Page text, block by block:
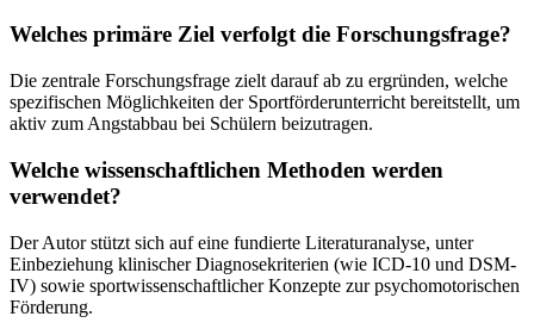
Welches primäre Ziel verfolgt die Forschungsfrage?
Die zentrale Forschungsfrage zielt darauf ab zu ergründen, welche
spezifischen Möglichkeiten der Sportförderunterricht bereitstellt, um
aktiv zum Angstabbau bei Schülern beizutragen.
Welche wissenschaftlichen Methoden werden
verwendet?
Der Autor stützt sich auf eine fundierte Literaturanalyse, unter
Einbeziehung klinischer Diagnosekriterien (wie ICD-10 und DSM-
IV) sowie sportwissenschaftlicher Konzepte zur psychomotorischen
Förderung.